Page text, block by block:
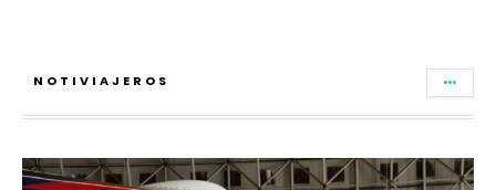
NOTIVIAJEROS